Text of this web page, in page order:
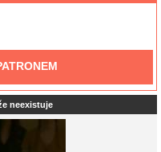
neexistuje